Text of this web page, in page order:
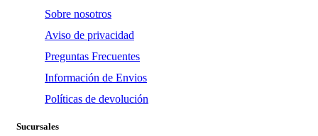
Sobre nosotros
Aviso de privacidad
Preguntas Frecuentes
Información de Envios
Políticas de devolución
Sucursales